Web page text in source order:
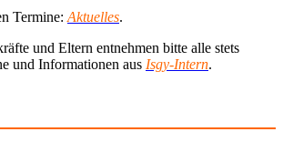
Termine: Aktuelles.
und Eltern entnehmen bitte alle stets
und Informationen aus Isgy-Intern.